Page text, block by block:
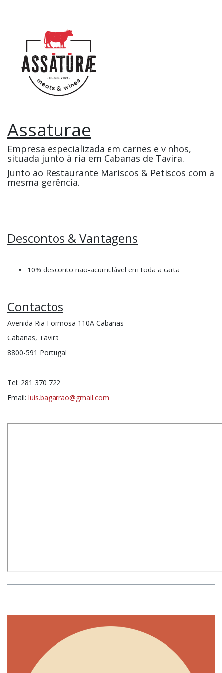
Assaturae
Empresa especializada em carnes e vinhos,
situada junto à ria em Cabanas de Tavira.
Junto ao Restaurante Mariscos & Petiscos com a
mesma gerência.
Descontos & Vantagens
10% desconto não-acumulável em toda a carta
Contactos
Avenida Ria Formosa 110A Cabanas
Cabanas, Tavira
8800-591 Portugal
Tel: 281 370 722
Email: luis.bagarrao@gmail.com